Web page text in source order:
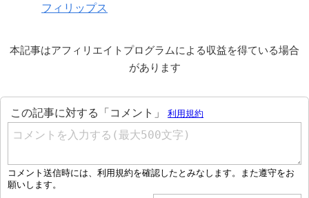
フィリップス
本記事はアフィリエイトプログラムによる収益を得ている場合
があります